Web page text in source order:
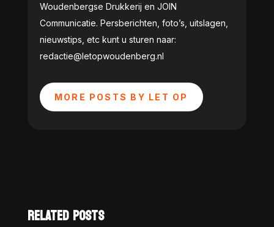
Woudenbergse Drukkerij en JOIN
Communicatie. Persberichten, foto’s, uitslagen,
nieuwstips, etc kunt u sturen naar:
redactie@letopwoudenberg.nl
MORE POSTS BY LET OP
RELATED POSTS